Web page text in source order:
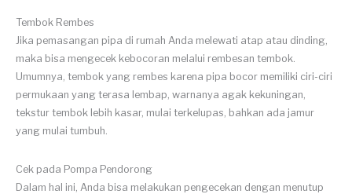
Tembok Rembes
Jika pemasangan pipa di rumah Anda melewati atap atau dinding,
maka bisa mengecek kebocoran melalui rembesan tembok.
Umumnya, tembok yang rembes karena pipa bocor memiliki ciri-ciri
permukaan yang terasa lembap, warnanya agak kekuningan,
tekstur tembok lebih kasar, mulai terkelupas, bahkan ada jamur
yang mulai tumbuh.
Cek pada Pompa Pendorong
Dalam hal ini, Anda bisa melakukan pengecekan dengan menutup